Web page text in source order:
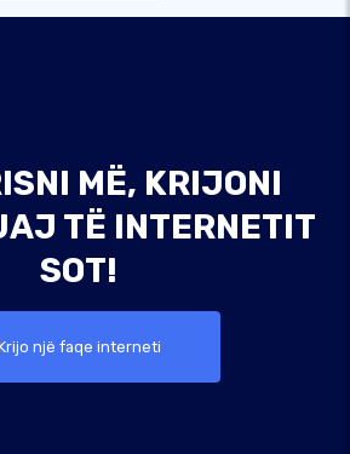
MË, KRIJONI
TË INTERNETIT
SOT!
një faqe interneti